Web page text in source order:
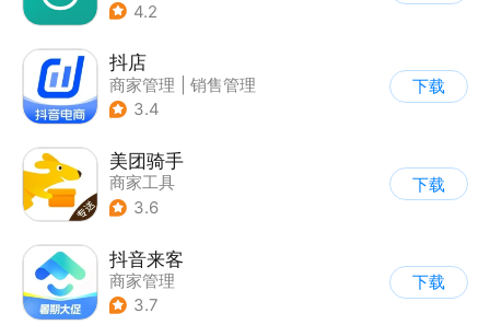
4.2
抖店
商家管理
销售管理
3.4
下载
美团骑手
商家工具
3.6
下载
抖音来客
商家管理
3.7
下载